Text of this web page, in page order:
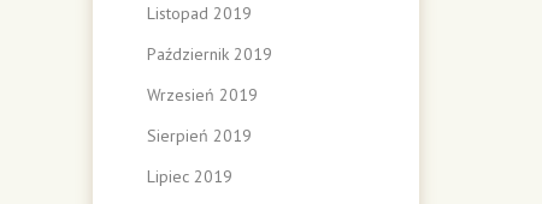
Listopad 2019
Październik 2019
Wrzesień 2019
Sierpień 2019
Lipiec 2019